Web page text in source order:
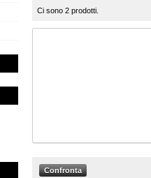
Ci sono 2 prodotti.